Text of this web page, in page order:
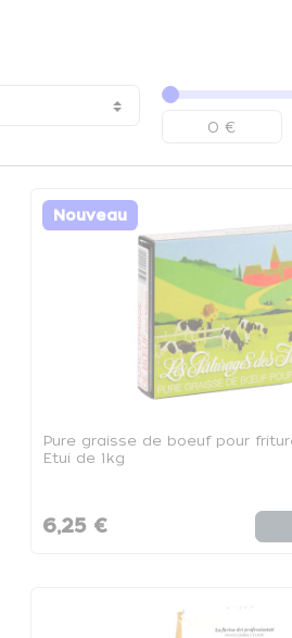
Nouveau
Pure graisse de boeuf pour
Etui de 1kg
6,25 €